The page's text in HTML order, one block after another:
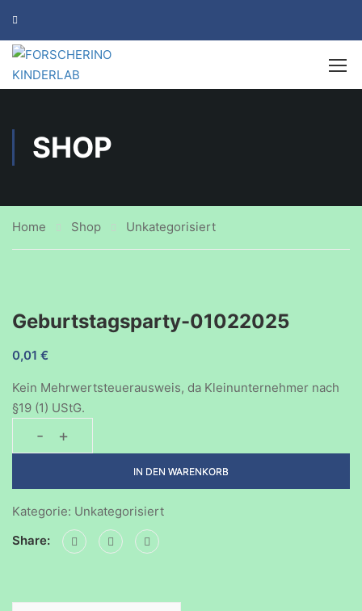
SHOP
Home Shop Unkategorisiert
Geburtstagsparty-01022025
0,01 €
Kein Mehrwertsteuerausweis, da Kleinunternehmer nach
§19 (1) UStG.
-
Geburtstagsparty-
+
IN DEN WARENKORB
Kategorie: Unkategorisiert
Share: